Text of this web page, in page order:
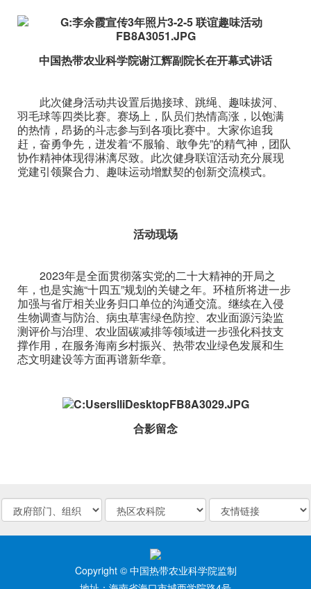
中国热带农业科学院谢江辉副院长在开幕式讲话
此次健身活动共设置后抛接球、跳绳、趣味拔河、
羽毛球等四类比赛。赛场上，队员们热情高涨，以饱满
的热情，昂扬的斗志参与到各项比赛中。大家你追我
赶，奋勇争先，迸发着“不服输、敢争先”的精气神，团队
协作精神体现得淋漓尽致。此次健身联谊活动充分展现
党建引领聚合力、趣味运动增默契的创新交流模式。
活动现场
2023年是全面贯彻落实党的二十大精神的开局之
年，也是实施“十四五”规划的关键之年。环植所将进一步
加强与省厅相关业务归口单位的沟通交流。继续在入侵
生物调查与防治、病虫草害绿色防控、农业面源污染监
测评价与治理、农业固碳减排等领域进一步强化科技支
撑作用，在服务海南乡村振兴、热带农业绿色发展和生
态文明建设等方面再谱新华章。
合影留念
Copyright © 中国热带农业科学院监制